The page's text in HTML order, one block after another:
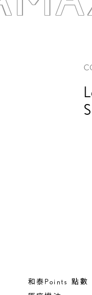
和泰Points 點數